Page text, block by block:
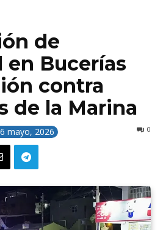
de
en Bucerías
contra
de la Marina
mayo, 2026 0